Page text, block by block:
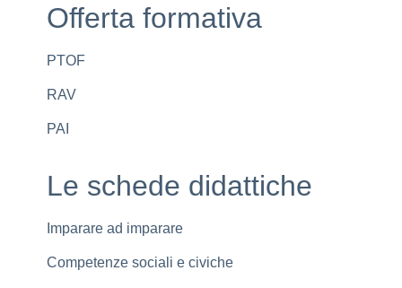
Offerta formativa
PTOF
RAV
PAI
Le schede didattiche
Imparare ad imparare
Competenze sociali e civiche